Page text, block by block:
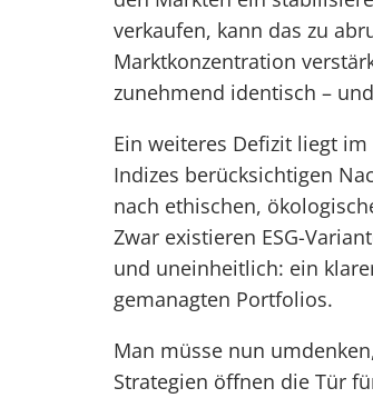
verkaufen, kann das zu
Marktkonzentration
zunehmend identisch –
Ein weiteres Defizit liegt im
Indizes berücksichtigen
nach ethischen,
Zwar existieren ESG-
und uneinheitlich: ein
gemanagten Portfolios.
Man müsse nun
Strategien öffnen die Tür